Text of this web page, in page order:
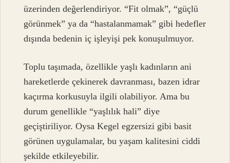
üzerinden değerlendiriyor. “Fit olmak”, “güçlü
görünmek” ya da “hastalanmamak” gibi hedefler
dışında bedenin iç işleyişi pek konuşulmuyor.
Toplu taşımada, özellikle yaşlı kadınların ani
hareketlerde çekinerek davranması, bazen idrar
kaçırma korkusuyla ilgili olabiliyor. Ama bu
durum genellikle “yaşlılık hali” diye
geçiştiriliyor. Oysa Kegel egzersizi gibi basit
görünen uygulamalar, bu yaşam kalitesini ciddi
şekilde etkileyebilir.